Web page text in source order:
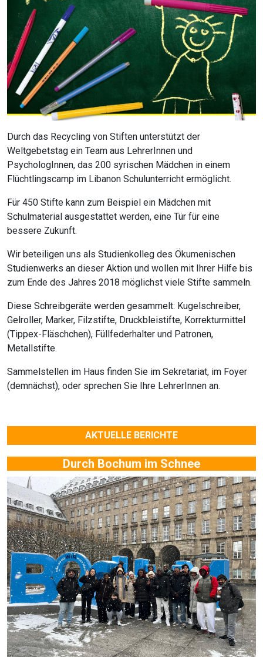
Durch das Recycling von Stiften unterstützt der
Weltgebetstag ein Team aus LehrerInnen und
PsychologInnen, das 200 syrischen Mädchen in einem
Flüchtlingscamp im Libanon Schulunterricht ermöglicht.
Für 450 Stifte kann zum Beispiel ein Mädchen mit
Schulmaterial ausgestattet werden, eine Tür für eine
bessere Zukunft.
Wir beteiligen uns als Studienkolleg des Ökumenischen
Studienwerks an dieser Aktion und wollen mit Ihrer Hilfe bis
zum Ende des Jahres 2018 möglichst viele Stifte sammeln.
Diese Schreibgeräte werden gesammelt: Kugelschreiber,
Gelroller, Marker, Filzstifte, Druckbleistifte, Korrekturmittel
(Tippex-Fläschchen), Füllfederhalter und Patronen,
Metallstifte.
Sammelstellen im Haus finden Sie im Sekretariat, im Foyer
(demnächst), oder sprechen Sie Ihre LehrerInnen an.
AKTUELLE BERICHTE
Durch Bochum im Schnee